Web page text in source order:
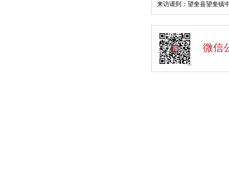
来访请到：望奎县望奎镇
微信